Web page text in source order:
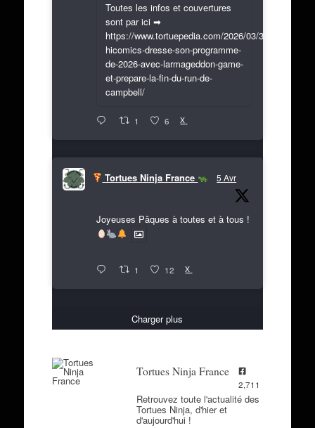
Toutes les infos et couvertures
sont par ici ➡
https://www.tortuepedia.com/2026/03/31/exclusif-
hicomics-dresse-son-programme-
de-2026-avec-larmageddon-game-
et-prepare-la-fin-du-run-de-
campbell/
1 6 X
Tortues Ninja France 5 Avr
Joyeuses Pâques à toutes et à tous !
1 12 X
Charger plus
Tortues Ninja France
2,711
Retrouvez toute l'actualité des
Tortues Ninja, d'hier et
d'aujourd'hui !